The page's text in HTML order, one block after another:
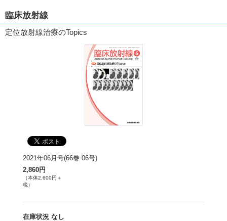
臨床放射線
定位放射線治療のTopics
2021年06月号(66巻 06号)
2,860円
（本体2,600円＋
税）
在庫状況 なし